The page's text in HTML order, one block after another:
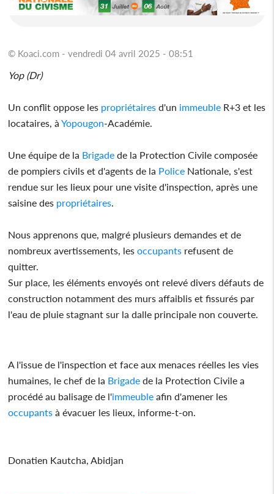
© Koaci.com - vendredi 04 avril 2025 - 08:51
Yop (Dr)
Un conflit oppose les propriétaires d'un immeuble R+3 et les
locataires, àYopougon-Académie.
Une équipe de la Brigade de la Protection Civile composée
de pompiers civils et d'agents de la Police Nationale, s'est
rendue sur les lieux pour une visite d'inspection, après une
saisine des propriétaires.
Nous apprenons que, malgré plusieurs demandes et de
nombreux avertissements, lesoccupants refusent de
quitter.
Sur place, les éléments envoyés ont relevé divers défauts de
construction notamment des murs affaiblis et fissurés par
l'eau de pluie stagnant sur la dalle principale non couverte.
A l'issue de l'inspection et face aux menaces réelles les vies
humaines, le chef de la Brigade de la Protection Civile a
procédé au balisage de l'immeuble afin d'amener les
occupants à évacuer les lieux, informe-t-on.
Donatien Kautcha, Abidjan